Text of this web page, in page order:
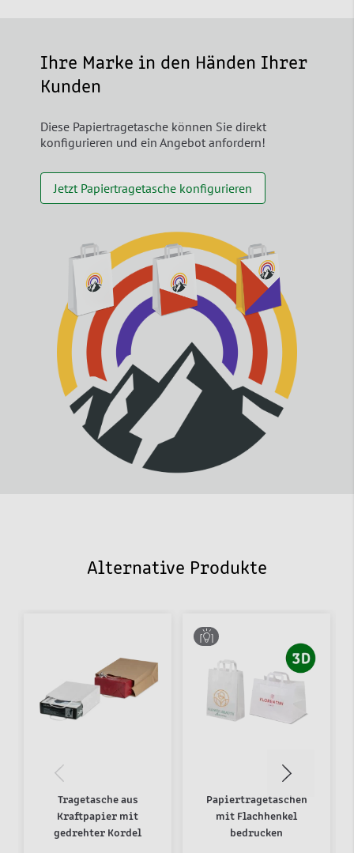
Ihre Marke in den Händen Ihrer
Kunden
Diese Papiertragetasche können Sie direkt
konfigurieren und ein Angebot anfordern!
Jetzt Papiertragetasche konfigurieren
Alternative Produkte
Tragetasche aus
Kraftpapier mit
gedrehter Kordel
Papiertragetaschen
mit Flachhenkel
bedrucken